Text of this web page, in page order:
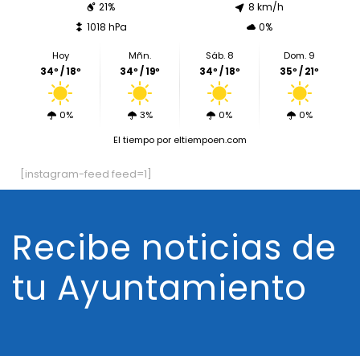
21%
8 km/h
1018 hPa
0%
Hoy
34º / 18º
0%
Mñn.
34º / 19º
3%
Sáb. 8
34º / 18º
0%
Dom. 9
35º / 21º
0%
El tiempopor eltiempoen.com
[instagram-feed feed=1]
Recibe noticias de
tu Ayuntamiento